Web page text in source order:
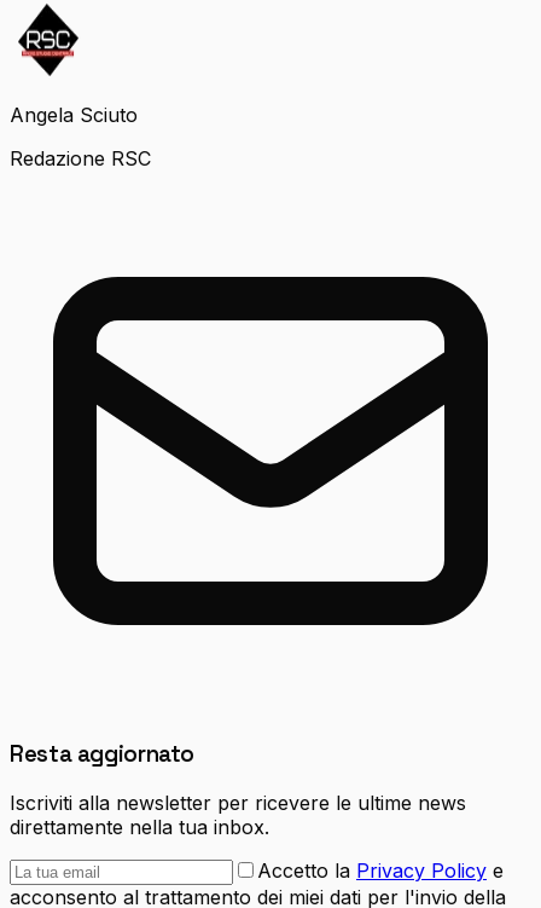
Angela Sciuto
Redazione RSC
Resta aggiornato
Iscriviti alla newsletter per ricevere le ultime news
direttamente nella tua inbox.
Accetto la Privacy Policy e
acconsento al trattamento dei miei dati per l'invio della